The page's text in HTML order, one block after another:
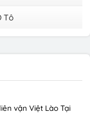
Tô
Việt Nam Lào tại Sơn
Việt lào tại nghệ an
vận Việt Lào Tại